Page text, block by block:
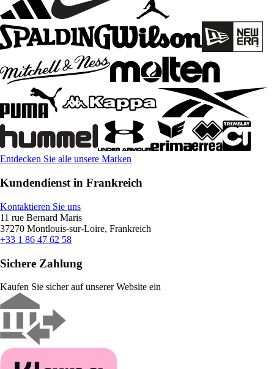
Entdecken Sie alle unsere Marken
Kundendienst in Frankreich
Kontaktieren Sie uns
11 rue Bernard Maris
37270 Montlouis-sur-Loire, Frankreich
+33 1 86 47 62 58
Sichere Zahlung
Kaufen Sie sicher auf unserer Website ein